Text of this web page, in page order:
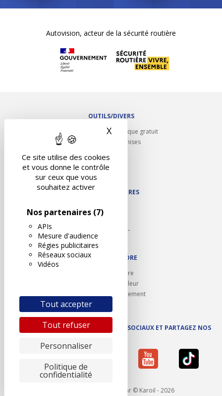
Ce site utilise des cookies
et vous donne le contrôle
sur ceux que vous
souhaitez activer
Nos partenaires (7)
APIs
Mesure d'audience
Régies publicitaires
Réseaux sociaux
Vidéos
Tout accepter
Tout refuser
Personnaliser
Politique de
confidentialité
X Masquer le bandeau des
Autovision, acteur de la sécurité routière
OUTILS/DIVERS
Rappel contrôle technique gratuit
Partenariats/Remises
Contact
NOS PARTENAIRES
Autodidact
Karoil
Autovision PL
Motovision
NOUS REJOINDRE
Ouvrir un centre
Devenez contrôleur
Carrières et recrutement
SUIVEZ AUTOVISION SUR LES RÉSEAUX SOCIAUX ET PARTAGEZ NOS
- Réalisé par © Karoil - 2026